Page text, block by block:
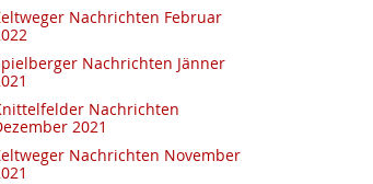
Nachrichten Februar
Nachrichten Jänner
Nachrichten
2021
Nachrichten November